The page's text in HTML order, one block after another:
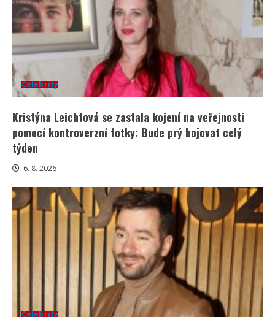
Celebrity
Kristýna Leichtová se zastala kojení na veřejnosti
pomocí kontroverzní fotky: Bude prý bojovat celý
týden
6. 8. 2026
Celebrity